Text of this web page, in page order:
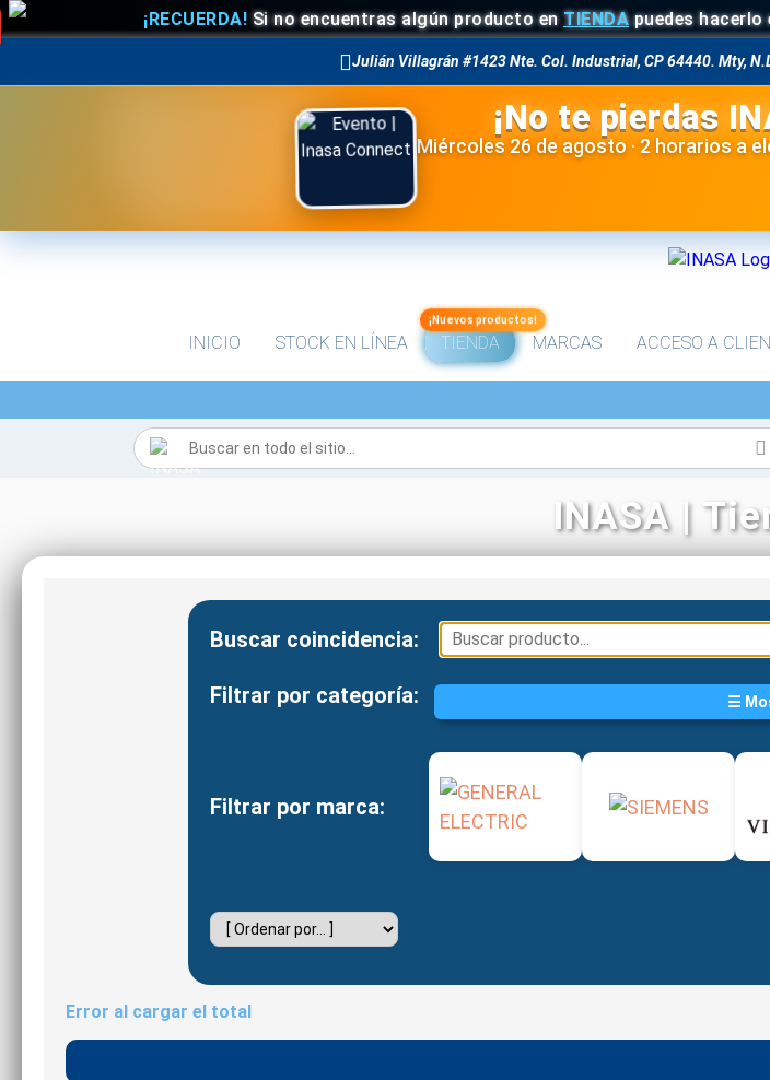
¡RECUERDA!Si no encuentras algún producto enTIENDApuedes hacerlo en
Julián Villagrán #1423 Nte. Col. Industrial, CP 64440. Mty,
¡No te pierdas
Miércoles 26 de agosto · 2 horarios a
INICIO STOCK EN LÍNEA TIENDA
¡Nuevos productos!
MARCAS ACCESO A
INASA |
Buscar coincidencia:
Filtrar por categoría: ☰
Filtrar por marca:
Error al cargar el total